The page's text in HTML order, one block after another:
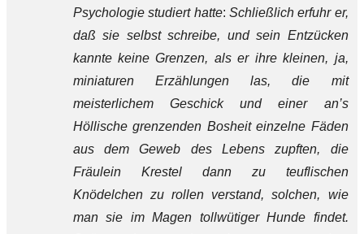
Psychologie studiert hatte: Schließlich erfuhr er,
daß sie selbst schreibe, und sein Entzücken
kannte keine Grenzen, als er ihre kleinen, ja,
miniaturen Erzählungen las, die mit
meisterlichem Geschick und einer an’s
Höllische grenzenden Bosheit einzelne Fäden
aus dem Geweb des Lebens zupften, die
Fräulein Krestel dann zu teuflischen
Knödelchen zu rollen verstand, solchen, wie
man sie im Magen tollwütiger Hunde findet.